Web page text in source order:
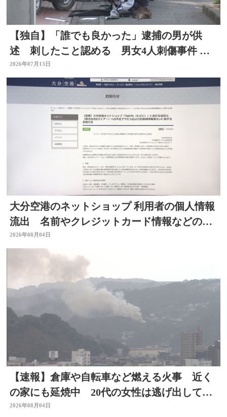
【独自】「誰でも良かった」逮捕の男が供
述 刺したこと認める 男女4人刺傷事件 被
害者と面識なし 大分
2026年07月13日
大分空港のネットショップ 利用者の個人情報
流出 名前やクレジットカード情報などの可
能性 大分
2026年08月04日
【速報】倉庫や自転車など燃える火事 近く
の家にも延焼中 20代の女性は逃げ出して無
事 大分
2026年08月04日